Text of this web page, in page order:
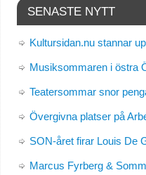
SENASTE NYTT
Kultursidan.nu stannar
Musiksommaren i östra
Teatersommar snor
Övergivna platser på
SON-året firar Louis De
Marcus Fyrberg &